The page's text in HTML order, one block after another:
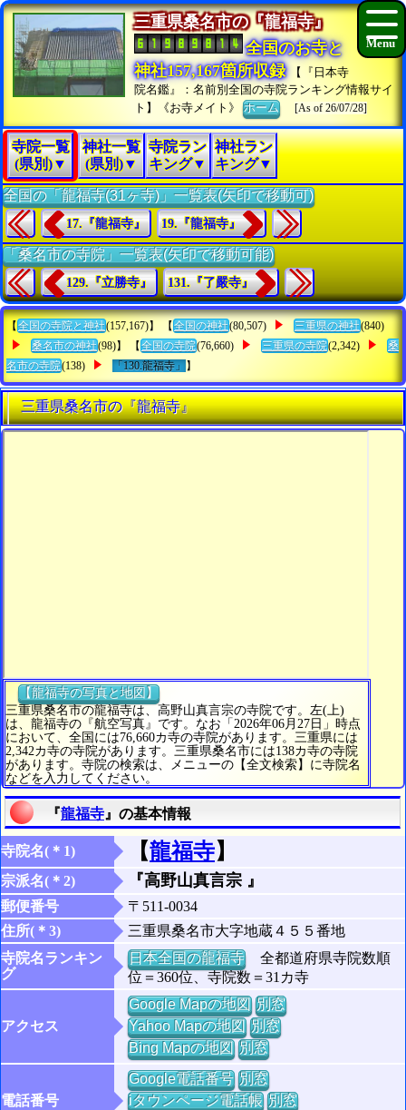
三重県桑名市の『龍福寺』
全国のお寺と
神社157,167箇所収録
【『日本寺
院名鑑』：名前別全国の寺院ランキング情報サイ
ト】《お寺メイト》ホーム [As of 26/07/28]
寺院一覧
(県別)▼
神社一覧
(県別)▼
寺院ラン
キング▼
神社ラン
キング▼
全国の「龍福寺(31ヶ寺)」一覧表(矢印で移動可)
17.『龍福寺』 19.『龍福寺』
「桑名市の寺院」一覧表(矢印で移動可能)
129.『立勝寺』 131.『了嚴寺』
【 全国の寺院と神社(157,167)】 【 全国の神社(80,507) 三重県の神社(840)
桑名市の神社(98)】 【 全国の寺院(76,660) 三重県の寺院(2,342)
桑
名市の寺院(138) 「130.龍福寺」 】
三重県桑名市の『龍福寺』
【龍福寺の写真と地図】
三重県桑名市の龍福寺は、高野山真言宗の寺院です。左(上)
は、龍福寺の『航空写真』です。なお「2026年06月27日」時点
において、全国には76,660カ寺の寺院があります。三重県には
2,342カ寺の寺院があります。三重県桑名市には138カ寺の寺院
があります。寺院の検索は、メニューの【全文検索】に寺院名
などを入力してください。
『龍福寺 』の基本情報
寺院名(＊1) 【龍福寺】
宗派名(＊2) 『高野山真言宗 』
郵便番号
〒511-0034
住所(＊3)
三重県桑名市大字地蔵４５５番地
寺院名ランキン
グ
日本全国の龍福寺全都道府県寺院数順
位＝360位、寺院数＝31カ寺
アクセス
Google Mapの地図 別窓
Yahoo Mapの地図 別窓
Bing Mapの地図 別窓
電話番号
Google電話番号 別窓
iタウンページ電話帳 別窓